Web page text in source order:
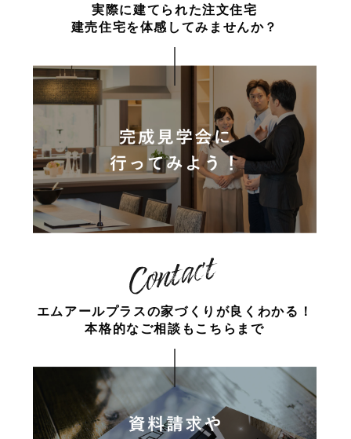
実際に建てられた注文住宅
建売住宅を体感してみませんか？
エムアールプラスの家づくりが良くわかる！
本格的なご相談もこちらまで